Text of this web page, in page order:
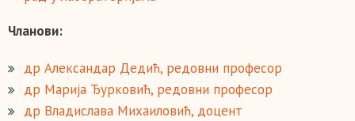
Чланови:
др Александар Дедић, редовни професор
др Марија Ђурковић, редовни професор
др Владислава Михаиловић, доцент